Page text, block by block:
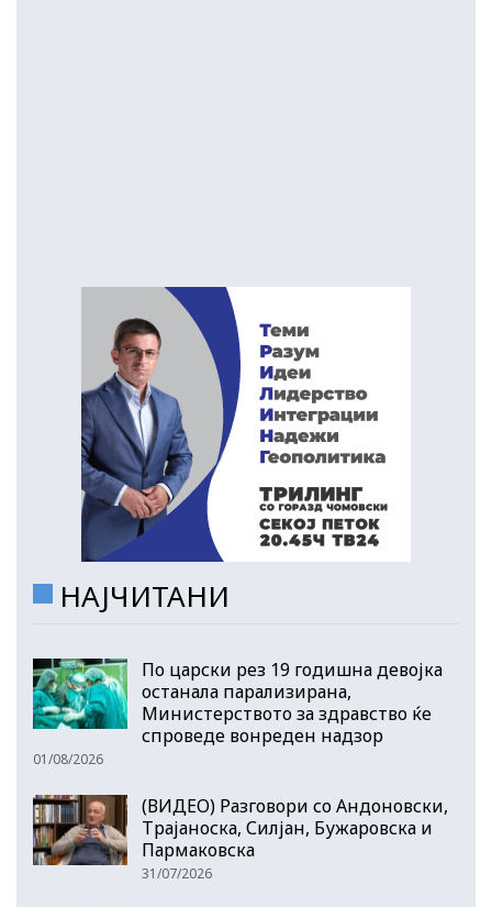
НАЈЧИТАНИ
По царски рез 19 годишна девојка
останала парализирана,
Министерството за здравство ќе
спроведе вонреден надзор
01/08/2026
(ВИДЕО) Разговори со Андоновски,
Трајаноска, Силјан, Бужаровска и
Пармаковска
31/07/2026